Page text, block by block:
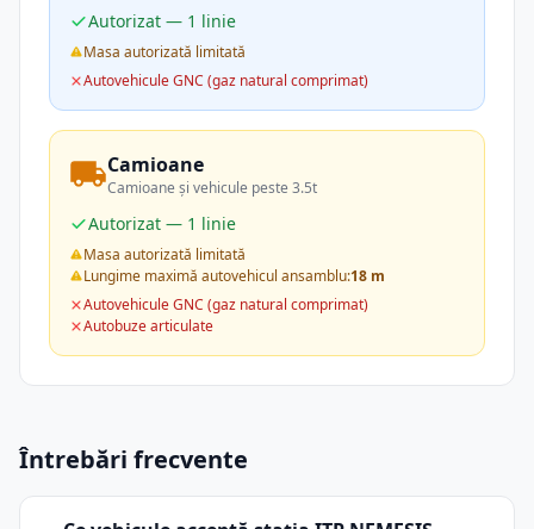
Autorizat — 1 linie
Masa autorizată limitată
Autovehicule GNC (gaz natural comprimat)
Camioane
Camioane și vehicule peste 3.5t
Autorizat — 1 linie
Masa autorizată limitată
Lungime maximă autovehicul ansamblu:18 m
Autovehicule GNC (gaz natural comprimat)
Autobuze articulate
Întrebări frecvente